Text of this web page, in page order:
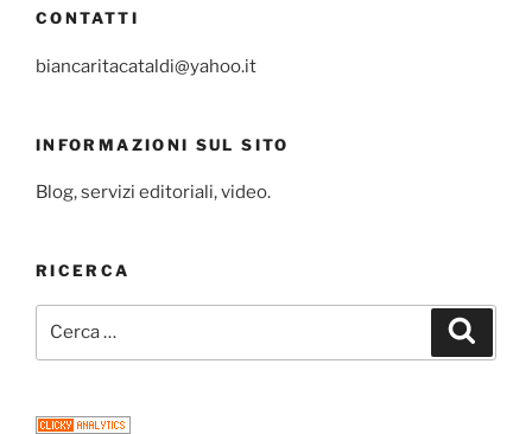
CONTATTI
biancaritacataldi@yahoo.it
INFORMAZIONI SUL SITO
Blog, servizi editoriali, video.
RICERCA